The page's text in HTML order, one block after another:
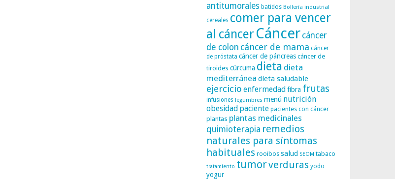
antitumorales batidos Bollería industrial
cereales comer para vencer
al cáncerCáncer cáncer
de colon cáncer de mama cáncer
de próstata cáncer de páncreascáncer de
tiroides cúrcuma dieta dieta
mediterránea dieta saludable
ejercicio enfermedadfibra frutas
infusiones legumbres menú nutrición
obesidad paciente pacientes con cáncer
plantas plantas medicinales
quimioterapia remedios
naturales para síntomas
habituales rooibos salud SEOM tabaco
tratamiento tumorverduras yodo
yogur